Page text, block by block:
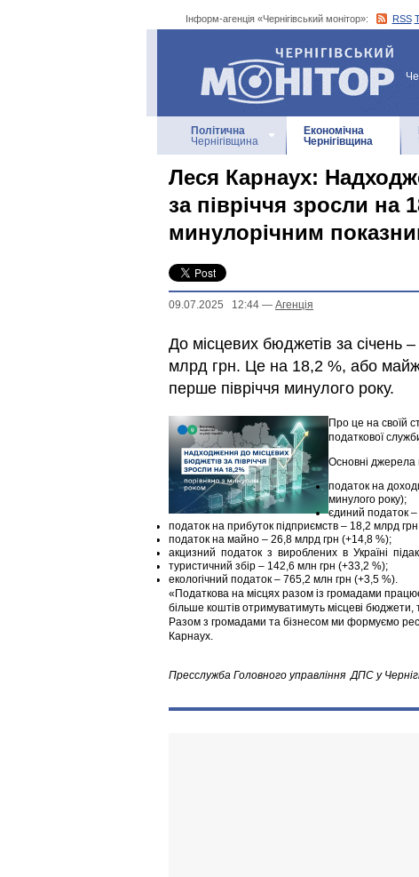
Інформ-агенція «Чернігівський монітор»: RSS
Інформ-агенція
«Чернігівський монітор»
Політична
Чернігівщина
Економічна
Чернігівщина
Леся Карнаух:
за півріччя зросли на
минулорічним
09.07.2025 12:44 — Агенцiя
До місцевих бюджетів за січень
млрд грн. Це на 18,2 %, або
перше півріччя минулого року.
Про це на своїй
податкової
Основні джерела
податок на
минулого року);
єдиний податок
податок на прибуток підприємств – 18,2 млрд
податок на майно – 26,8 млрд грн (+14,8 %);
акцизний податок з вироблених в Українi
туристичний збiр – 142,6 млн грн (+33,2 %);
екологічний податок – 765,2 млн грн (+3,5 %).
«Податкова на місцях разом із громадами
більше коштів отримуватимуть місцеві
Разом з громадами та бізнесом ми формуємо
Карнаух.
Пресслужба Головного управління ДПС у